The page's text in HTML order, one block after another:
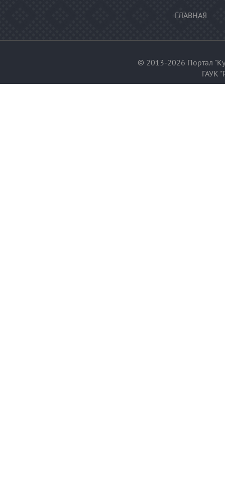
ГЛАВНАЯ
© 2013-2026 Портал
ГАУК